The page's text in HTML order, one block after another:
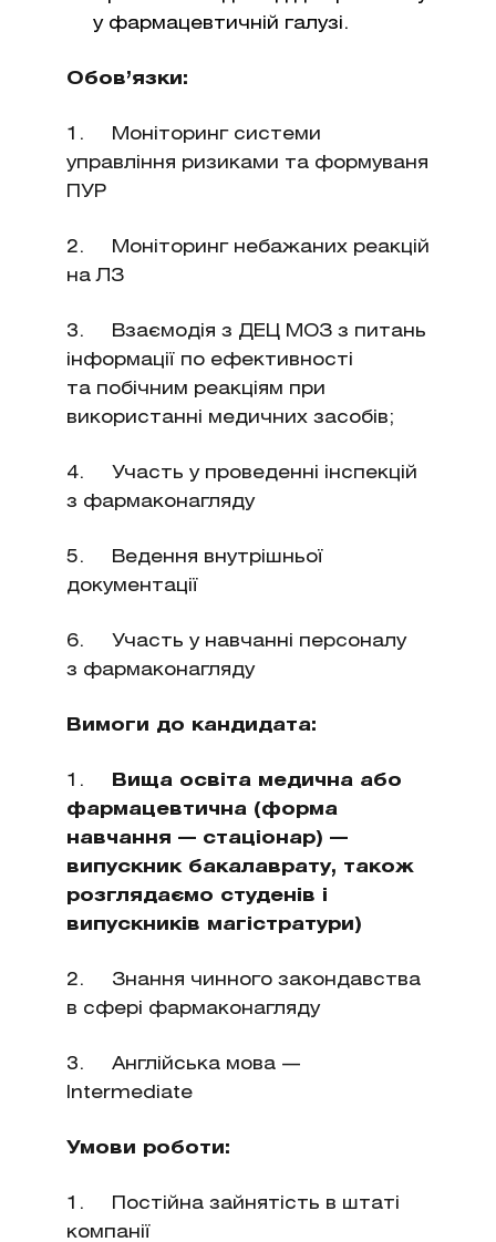
у фармацевтичній галузі.
Обов’язки:
1. Моніторинг системи
управління ризиками та формуваня
ПУР
2. Моніторинг небажаних реакцій
на ЛЗ
3. Взаємодія з ДЕЦ МОЗ з питань
інформації по ефективності
та побічним реакціям при
використанні медичних засобів;
4. Участь у проведенні інспекцій
з фармаконагляду
5. Ведення внутрішньої
документації
6. Участь у навчанні персоналу
з фармаконагляду
Вимоги до кандидата:
1.
Вища освіта медична або
фармацевтична (форма
навчання — стаціонар) —
випускник бакалаврату, також
розглядаємо студенів і
випускників магістратури)
2. Знання чинного закондавства
в сфері фармаконагляду
3. Англійська мова —
Intermediate
Умови роботи:
1. Постійна зайнятість в штаті
компанії